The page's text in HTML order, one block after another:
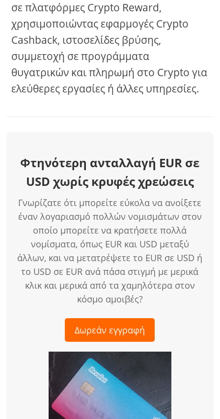
σε πλατφόρμες Crypto Reward,
χρησιμοποιώντας εφαρμογές Crypto
Cashback, ιστοσελίδες βρύσης,
συμμετοχή σε προγράμματα
θυγατρικών και πληρωμή στο Crypto για
ελεύθερες εργασίες ή άλλες υπηρεσίες.
Φτηνότερη ανταλλαγή EUR σε
USD χωρίς κρυφές χρεώσεις
Γνωρίζατε ότι μπορείτε εύκολα να ανοίξετε
έναν λογαριασμό πολλών νομισμάτων στον
οποίο μπορείτε να κρατήσετε πολλά
νομίσματα, όπως EUR και USD μεταξύ
άλλων, και να μετατρέψετε το EUR σε USD ή
το USD σε EUR ανά πάσα στιγμή με μερικά
κλικ και μερικά από τα χαμηλότερα στον
κόσμο αμοιβές?
Δωρεάν εγγραφή